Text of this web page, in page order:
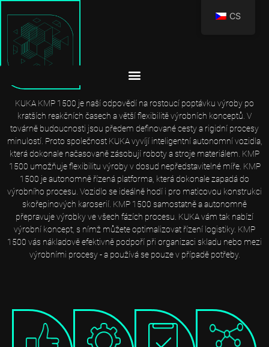
AUTONOMNĚ ŘÍZENÁ PLATFORMA KMP 1500: ŘEŠENÍ PRO
FLEXIBILNÍ VÝROBNÍ PROCES
KUKA KMP 1500 je naší odpovědí na rostoucí poptávku výroby po
kratších reakčních časech a větší flexibilitě výrobních konceptů. V
továrně budoucnosti jsou předem definované cesty a rigidní procesy
minulostí. Proto společnost KUKA vyvíjí inteligentní autonomní vozidla,
která dokonale načasovaně zásobují roboty a stroje materiálem. KMP
1500 umožňuje flexibilitu výroby v dosud nepředstavitelné míře. KMP
1500 je autonomně řízená platforma, která dokonale zapadá do
výrobního procesu. Vozidlo se ideálně hodí i pro maticovou konstrukci
skořepinových karoserií. KMP 1500 samostatně a autonomně
přepravuje výrobky ve všech fázích procesu. KUKA vám tak nabízí
výrobní koncept, s nímž můžete optimalizovat řízení logistiky. KMP
1500 vás nákladově efektivně podpoří při organizaci skladu nebo mezi
výrobními procesy - a používá se pouze v případě potřeby.
CS